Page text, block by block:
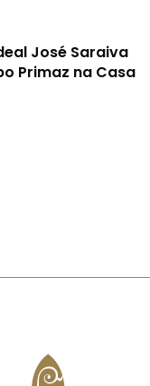
José Saraiva
Primaz na Casa